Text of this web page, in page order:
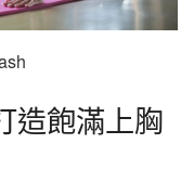
造飽滿上胸